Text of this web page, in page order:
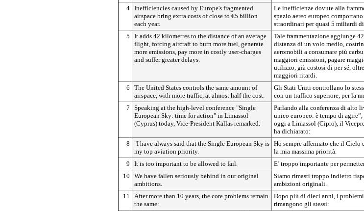
4 Inefficiencies caused by Europe's fragmented
airspace bring extra costs of close to €5 billion
each year.
Le inefficienze dovute alla
spazio aereo europeo
straordinari per quasi 5 miliardi
5
It adds 42 kilometres to the distance of an average
flight, forcing aircraft to burn more fuel, generate
more emissions, pay more in costly user-charges
and suffer greater delays.
Tale frammentazione aggiunge
distanza di un volo medio,
aeromobili a consumare più
maggiori emissioni, pagare
utilizzo, già costosi di per sé,
maggiori ritardi.
6
The United States controls the same amount of
airspace, with more traffic, at almost half the cost.
Gli Stati Uniti controllano lo
con un traffico superiore, per la
7
Speaking at the high-level conference "Single
European Sky: time for action" in Limassol
(Cyprus) today, Vice-President Kallas remarked:
Parlando alla conferenza di alto
unico europeo: è tempo di agire”,
oggi a Limassol (Cipro), il
ha dichiarato:
8
"I have always said that the Single European Sky is
my top aviation priority.
Ho sempre affermato che il Cielo
la mia massima priorità.
9
It is too important to be allowed to fail.
E’ troppo importante per
10
We have fallen seriously behind in our original
ambitions.
Siamo rimasti troppo indietro
ambizioni originali.
11
After more than 10 years, the core problems remain
the same:
Dopo più di dieci anni, i
rimangono gli stessi: